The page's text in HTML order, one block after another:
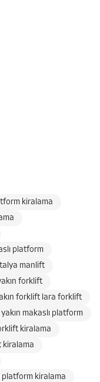
kiralama
platform
manlift
forklift
forklift lara forklift
makaslı platform
kiralama
kiralama
platform kiralama